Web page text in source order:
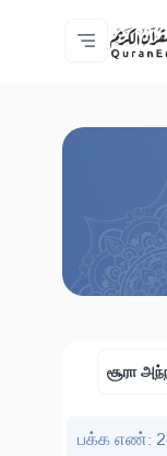
சூரா
பக்க எண்: